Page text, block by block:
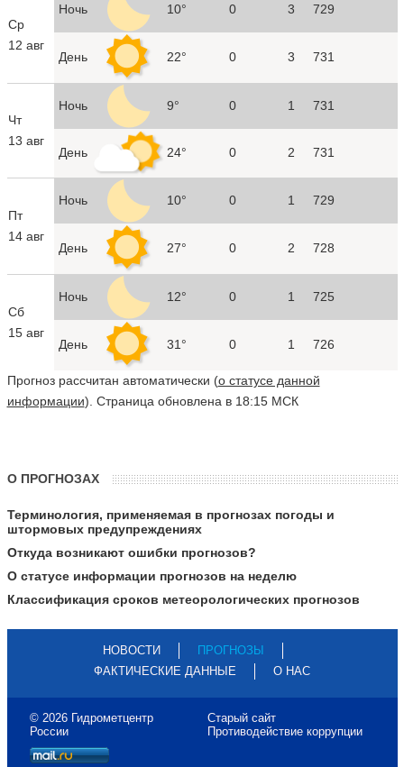
Ср
12 авг
Ночь 10° 0 3 729
День 22° 0 3 731
Чт
13 авг
Ночь 9° 0 1 731
День 24° 0 2 731
Пт
14 авг
Ночь 10° 0 1 729
День 27° 0 2 728
Сб
15 авг
Ночь 12° 0 1 725
День 31° 0 1 726
Прогноз рассчитан автоматически (о статусе данной
информации). Страница обновлена в 18:15 МСК
О ПРОГНОЗАХ
Терминология, применяемая в прогнозах погоды и
штормовых предупреждениях
Откуда возникают ошибки прогнозов?
О статусе информации прогнозов на неделю
Классификация сроков метеорологических прогнозов
НОВОСТИ
ПРОГНОЗЫ
ФАКТИЧЕСКИЕ ДАННЫЕ
О НАС
© 2026 Гидрометцентр
России
Старый сайт
Противодействие коррупции